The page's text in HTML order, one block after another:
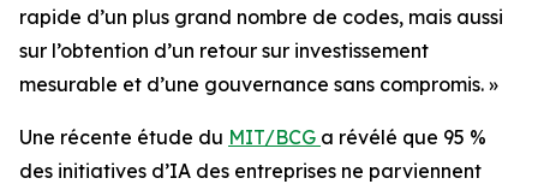
rapide d’un plus grand nombre de codes, mais aussi
sur l’obtention d’un retour sur investissement
mesurable et d’une gouvernance sans compromis. »
Une récente étude du MIT/BCG a révélé que 95 %
des initiatives d’IA des entreprises ne parviennent